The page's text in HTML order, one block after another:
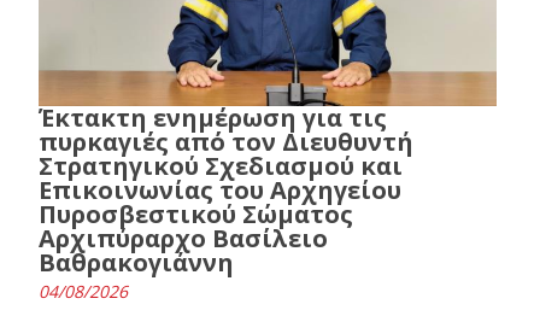
Έκτακτη ενημέρωση για τις
πυρκαγιές από τον Διευθυντή
Στρατηγικού Σχεδιασμού και
Επικοινωνίας του Αρχηγείου
Πυροσβεστικού Σώματος
Αρχιπύραρχο Βασίλειο
Βαθρακογιάννη
04/08/2026